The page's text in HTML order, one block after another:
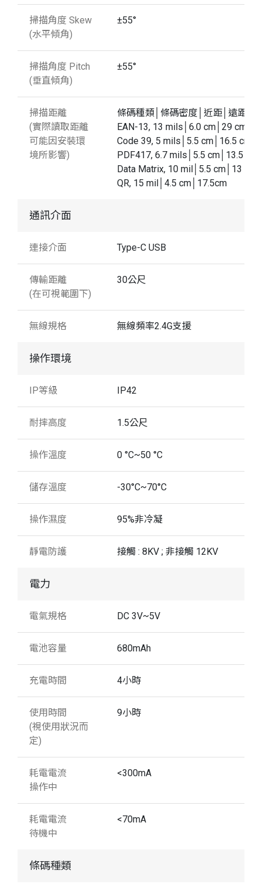
掃描角度 Skew
(水平傾角)
±55°
掃描角度 Pitch
(垂直傾角)
±55°
掃描距離
(實際讀取距離
可能因安裝環
境所影響)
條碼種類│條碼密度│近距│遠距
EAN-13, 13 mils│6.0 cm│29 cm
Code 39, 5 mils│5.5 cm│16.5 cm
PDF417, 6.7 mils│5.5 cm│13.5 cm
Data Matrix, 10 mil│5.5 cm│13 cm
QR, 15 mil│4.5 cm│17.5cm
通訊介面
連接介面 Type-C USB
傳輸距離
(在可視範圍下)
30公尺
無線規格 無線頻率2.4G支援
操作環境
IP等級 IP42
耐摔高度 1.5公尺
操作溫度 0 °C~50 °C
儲存溫度 -30°C~70°C
操作濕度 95%非冷凝
靜電防護 接觸 : 8KV ; 非接觸 12KV
電力
電氣規格 DC 3V~5V
電池容量 680mAh
充電時間 4小時
使用時間
(視使用狀況而
定)
9小時
耗電電流
操作中
<300mA
耗電電流
待機中
<70mA
條碼種類